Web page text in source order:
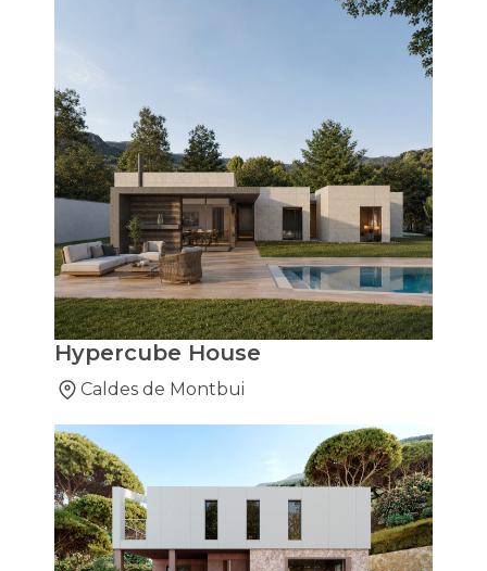
Hypercube House
Caldes de Montbui